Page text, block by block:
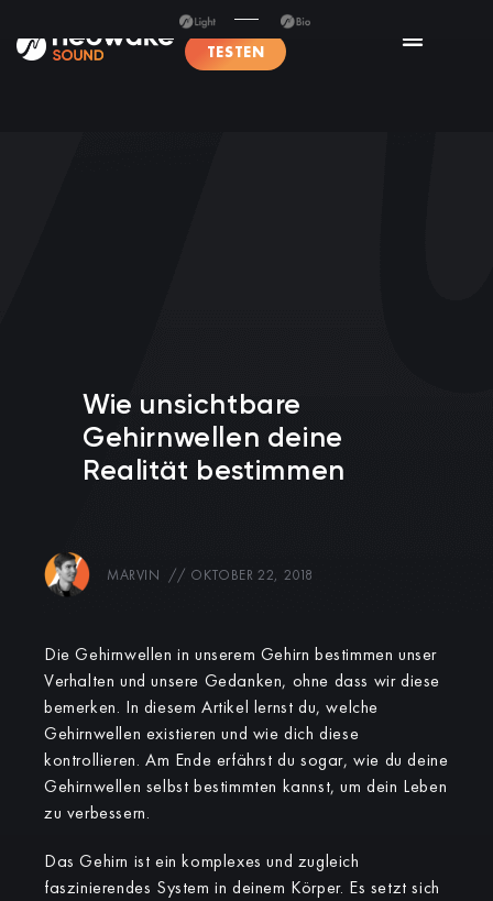
TESTEN
Wie unsichtbare
Gehirnwellen deine
Realität bestimmen
MARVIN // OKTOBER 22, 2018
Die Gehirnwellen in unserem Gehirn bestimmen unser
Verhalten und unsere Gedanken, ohne dass wir diese
bemerken. In diesem Artikel lernst du, welche
Gehirnwellen existieren und wie dich diese
kontrollieren. Am Ende erfährst du sogar, wie du deine
Gehirnwellen selbst bestimmten kannst, um dein Leben
zu verbessern.
Das Gehirn ist ein komplexes und zugleich
faszinierendes System in deinem Körper. Es setzt sich